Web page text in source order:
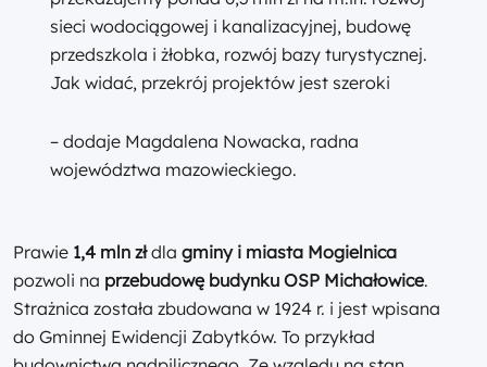
sieci wodociągowej i kanalizacyjnej, budowę
przedszkola i żłobka, rozwój bazy turystycznej.
Jak widać, przekrój projektów jest szeroki
– dodaje Magdalena Nowacka, radna
województwa mazowieckiego.
Prawie 1,4 mln złdla gminy i miasta Mogielnica
pozwoli na przebudowę budynku OSP Michałowice.
Strażnica została zbudowana w 1924 r. i jest wpisana
do Gminnej Ewidencji Zabytków. To przykład